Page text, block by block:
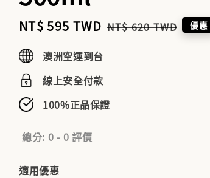
Sale
price
NT$ 595 TWD Regular
NT$ 620 TWD 優惠
澳洲空運到台
線上安全付款
100%正品保證
總分: 0 - 0 評價
適用優惠